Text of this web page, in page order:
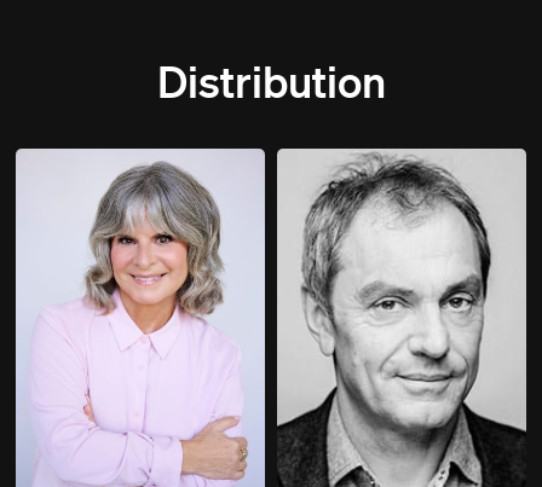
Distribution